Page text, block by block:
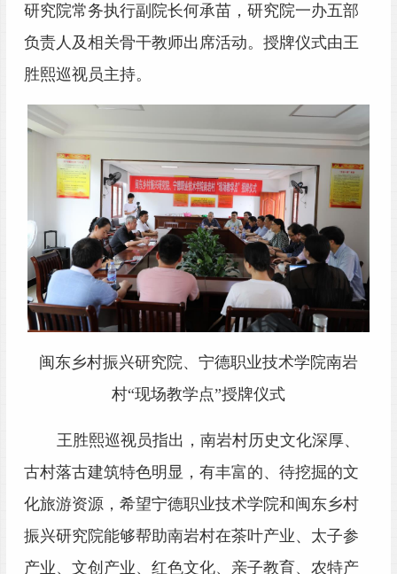
研究院常务执行副院长何承苗，研究院一办五部
负责人及相关骨干教师出席活动。授牌仪式由王
胜熙巡视员主持。
闽东乡村振兴研究院、 宁德职业技术学院南岩
村“现场教学点”授牌仪式
王胜熙巡视员指出，南岩村历史文化深厚、
古村落古建筑特色明显，有丰富的、待挖掘的文
化旅游资源，希望宁德职业技术学院和闽东乡村
振兴研究院能够帮助南岩村在茶叶产业、太子参
产业、文创产业、红色文化、亲子教育、农特产